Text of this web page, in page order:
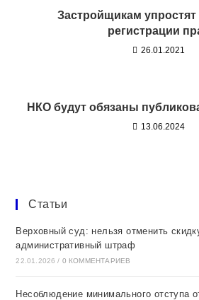
Застройщикам
регистрации
26.01.2021
НКО будут обязаны
13.06.2024
Статьи
Верховный суд: нельзя отменить
административный штраф
22.01.2026 / 0 КОММЕНТАРИЕВ
Несоблюдение минимального отступа